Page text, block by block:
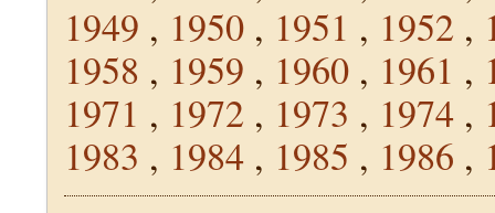
1949 , 1950 , 1951 , 1952 ,
1958 , 1959 , 1960 , 1961 ,
1971 , 1972 , 1973 , 1974 ,
1983 , 1984 , 1985 , 1986 ,